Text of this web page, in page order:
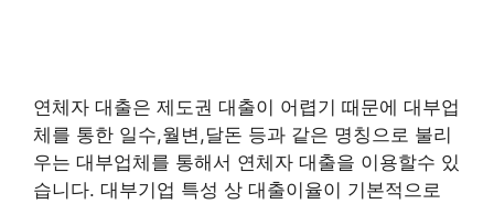
연체자 대출은 제도권 대출이 어렵기 때문에 대부업
체를 통한 일수,월변,달돈 등과 같은 명칭으로 불리
우는 대부업체를 통해서 연체자 대출을 이용할수 있
습니다. 대부기업 특성 상 대출이율이 기본적으로